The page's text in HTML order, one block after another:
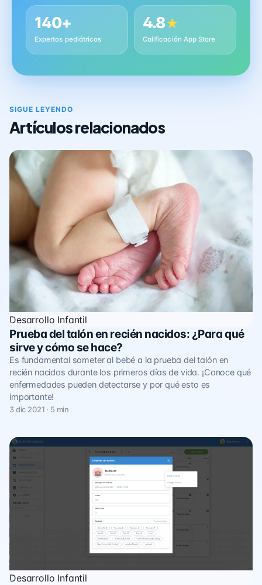
140+
Expertos pediátricos
4.8★
Calificación App Store
SIGUE LEYENDO
Artículos relacionados
Desarrollo Infantil
Prueba del talón en recién nacidos: ¿Para qué
sirve y cómo se hace?
Es fundamental someter al bebé a la prueba del talón en
recién nacidos durante los primeros días de vida. ¡Conoce qué
enfermedades pueden detectarse y por qué esto es
importante!
3 dic 2021 · 5 min
Desarrollo Infantil